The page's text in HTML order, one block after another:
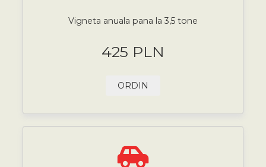
Vigneta anuala pana la 3,5 tone
425 PLN
ORDIN